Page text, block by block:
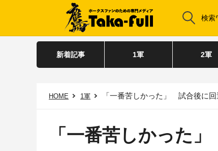
新着記事 1軍 2軍
HOME 1軍 「一番苦しかった」 試合後に
「一番苦しかった